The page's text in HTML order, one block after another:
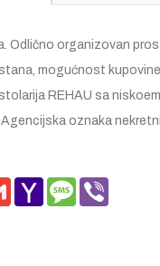
Odlično organizovan
mogućnost
REHAU sa
oznaka
Gmail Yahoo
Mail
Message